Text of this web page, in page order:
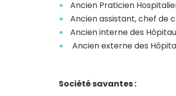
Ancien Praticien
Ancien assistant, chef de
Ancien interne des
Ancien externe des
Société savantes :